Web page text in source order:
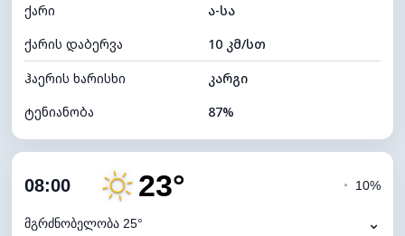
განათების ინდექსი 0 (ბნელი)
ღრუბლის სიმაღლე 10880 მ
ქარი
ა-სა
ქარის დაბერვა
10 კმ/სთ
ჰაერის ხარისხი
კარგი
ტენიანობა
87%
ღრუბლიანობა
ნამის წერტილი
08:00 23°
მგრძნობელობა 25°
◔ 10%
⌄